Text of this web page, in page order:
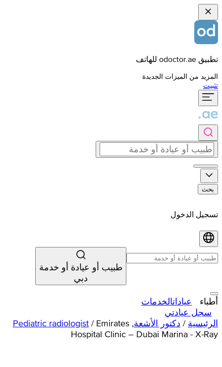
تطبيق odoctor.ae للهاتف
المزيد من الميزات الجديدة
تثبيت
بحث
تسجيل الدخول
طبيب أو عيادة أو خدمة
دبي
أطباء عياداتالخدمات
سجل عيادتي
الرئيسية / دكتور الأشعة,
Pediatric radiologist / Emirates
Hospital Clinic – Dubai Marina - X-Ray